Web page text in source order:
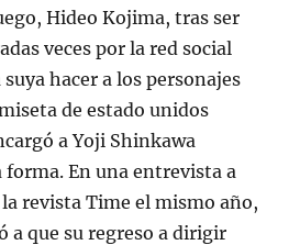
Hideo Kojima, tras ser
veces por la red social
hacer a los personajes
de estado unidos
a Yoji Shinkawa
forma. En una entrevista a
revista Time el mismo año,
a que su regreso a dirigir